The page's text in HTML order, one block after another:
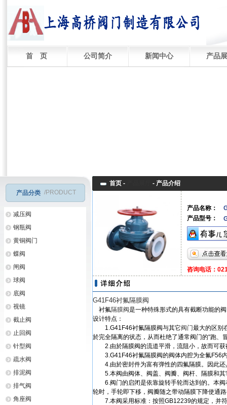
首 页 公司简介 新闻中心 产品
产品分类 /PRODUCT
减压阀
钢瓶阀
黄铜阀门
蝶阀
闸阀
球阀
底阀
视镜
截止阀
止回阀
针型阀
疏水阀
排泥阀
排气阀
角座阀
首页 - - 产品介绍
产品名称：
产品型号：
咨询电话：
G41F46衬氟隔膜阀
衬氟隔膜阀是一种特殊形式的具有截断功能的
设计特点：
1.G41F46衬氟隔膜阀与其它阀门最大的区别
於完全隔离的状态，从而杜绝了通常阀门的“跑、
2.由於隔膜阀的流道平滑，流阻小，故而可获
3.G41F46衬氟隔膜阀的阀体内腔为全氟F56
4.由於密封件为富有弹性的四氟隔膜。因此还
5.本阀由阀体、阀盖、阀瓣、阀杆、隔膜和其
6.阀门的启闭是依靠旋转手轮而达到的。本阀
轮时，手轮即下移，阀瓣随之带动隔膜下降使通
7.本阀采用标准：按照GB12239的规定，并